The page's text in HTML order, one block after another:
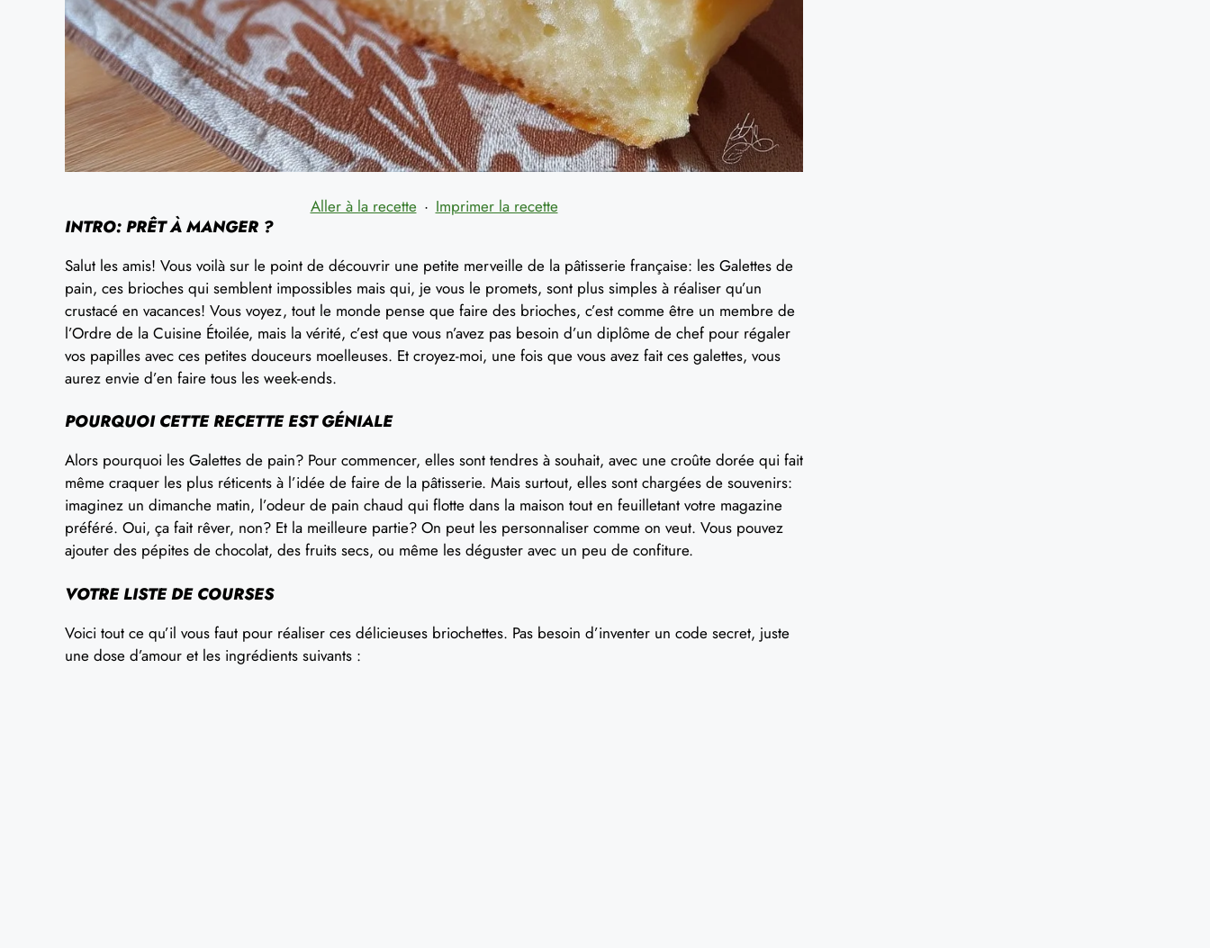
Aller à la recette · Imprimer la recette
INTRO: PRÊT À MANGER ?
Salut les amis! Vous voilà sur le point de découvrir une petite merveille de la pâtisserie française: les Galettes de
pain, ces brioches qui semblent impossibles mais qui, je vous le promets, sont plus simples à réaliser qu’un
crustacé en vacances! Vous voyez, tout le monde pense que faire des brioches, c’est comme être un membre de
l’Ordre de la Cuisine Étoilée, mais la vérité, c’est que vous n’avez pas besoin d’un diplôme de chef pour régaler
vos papilles avec ces petites douceurs moelleuses. Et croyez-moi, une fois que vous avez fait ces galettes, vous
aurez envie d’en faire tous les week-ends.
POURQUOI CETTE RECETTE EST GÉNIALE
Alors pourquoi les Galettes de pain? Pour commencer, elles sont tendres à souhait, avec une croûte dorée qui fait
même craquer les plus réticents à l’idée de faire de la pâtisserie. Mais surtout, elles sont chargées de souvenirs:
imaginez un dimanche matin, l’odeur de pain chaud qui flotte dans la maison tout en feuilletant votre magazine
préféré. Oui, ça fait rêver, non? Et la meilleure partie? On peut les personnaliser comme on veut. Vous pouvez
ajouter des pépites de chocolat, des fruits secs, ou même les déguster avec un peu de confiture.
VOTRE LISTE DE COURSES
Voici tout ce qu’il vous faut pour réaliser ces délicieuses briochettes. Pas besoin d’inventer un code secret, juste
une dose d’amour et les ingrédients suivants :